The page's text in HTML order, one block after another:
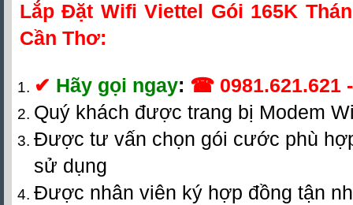
Lắp Đặt Wifi Viettel Gói 165K
Cần Thơ:
✔ Hãy gọi ngay: ☎ 0981.621.621
Quý khách được trang bị Modem
Được tư vấn chọn gói cước phù
sử dụng
Được nhân viên ký hợp đồng tận